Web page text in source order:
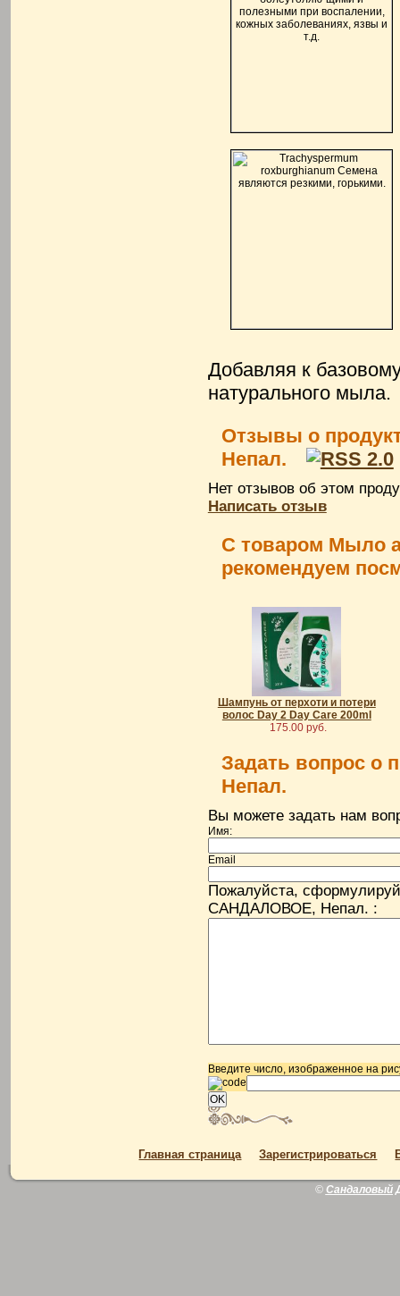
Добавляя к
натурального мыла.
Отзывы о
Непал.
Нет отзывов об этом
Написать отзыв
С товаром Мыло
рекомендуем
Шампунь от перхоти и потери
волос Day 2 Day Care 200ml
175.00 руб.
Задать вопрос о
Непал.
Вы можете задать нам
Имя:
Email
Пожалуйста,
САНДАЛОВОЕ, Непал. :
Введите число, изображенное на
Главная страница Зарегистрироваться
© Сандаловый